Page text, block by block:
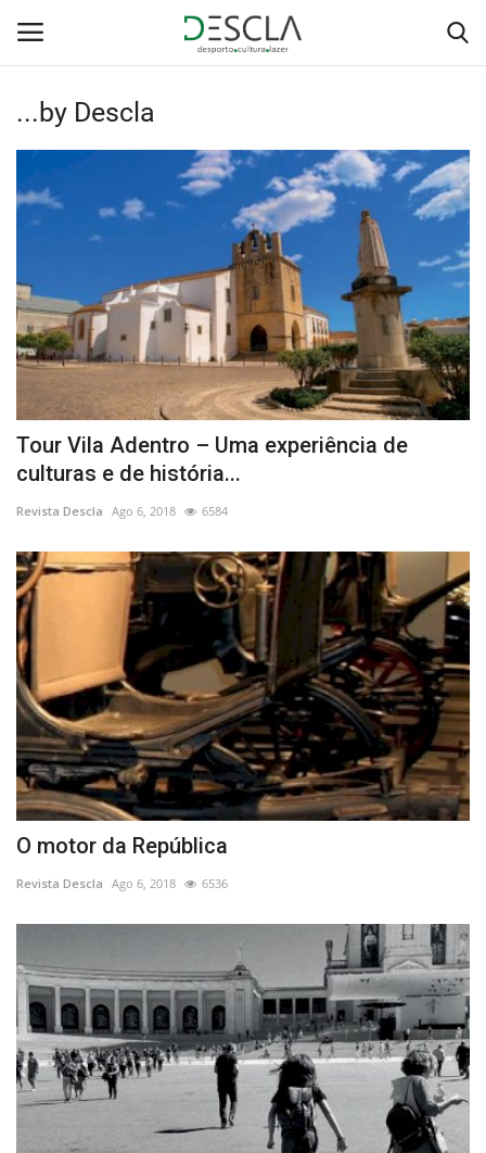
Login
Home
Desporto
Contactos
Sobre Nós
Educação
Estatuto Editorial
Saúde
Ficha técnica
Cultura
Lazer
Ambiente
...by Descla
Tour Vila Adentro – Uma experiência de
culturas e de história...
Revista Descla Ago 6, 2018 6584
O motor da República
Revista Descla Ago 6, 2018 6536